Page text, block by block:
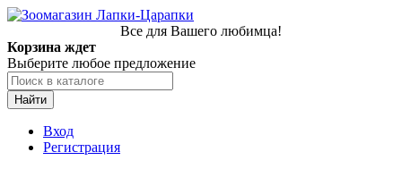
Все для Вашего любимца!
Корзина ждет
Выберите любое предложение
Найти
Вход
Регистрация